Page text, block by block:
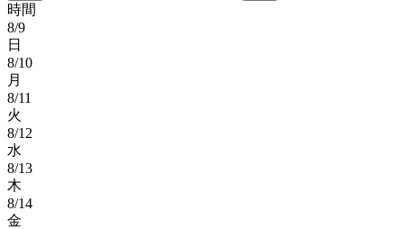
時間
8/9
日
8/10
月
8/11
火
8/12
水
8/13
木
8/14
金